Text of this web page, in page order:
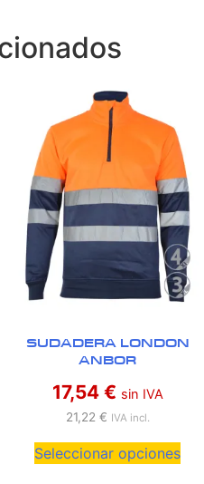
SUDADERA LONDON
ANBOR
17,54 € sin IVA
21,22 € IVA incl.
Seleccionar opciones